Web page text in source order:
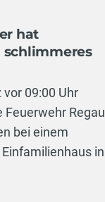
hat
09:00 Uhr
Feuerwehr Regau
bei einem
in